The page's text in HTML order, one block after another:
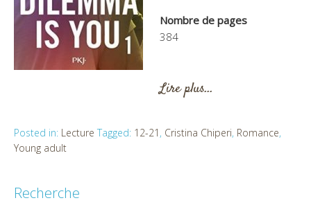
Nombre de pages
384
Lire plus…
Posted in: Lecture Tagged: 12-21 , Cristina Chiperi, Romance,
Young adult
Recherche